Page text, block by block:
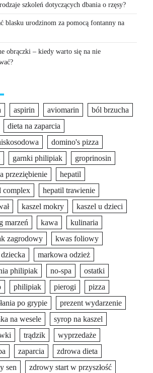
szkoleń dotyczących dbania o rzęsy?
blasku urodzinom za pomocą fontanny na
obrączki – kiedy warto się na nie
aspirin aviomarin
ból brzucha
dieta na zaparcia
domino's pizza
garnki philipiak
groprinosin
przeziębienie
hepatil
complex
hepatil trawienie
kaszel mokry
kaszel u dzieci
marzeń
kawa
kulinaria
zagrodowy
kwas foliowy
markowa odzież
philipiak
no-spa
ostatki
philipiak pierogi
pizza
po grypie
prezent wydarzenie
na wesele
syrop na kaszel
trądzik
wyprzedaże
zaparcia
zdrowa dieta
sen
zdrowy start w przyszłość